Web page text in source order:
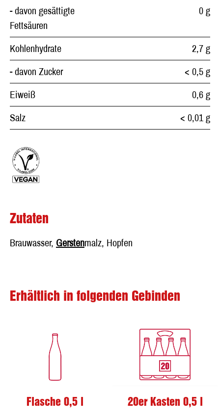
- davon gesättigte
Fettsäuren
0 g
Kohlenhydrate
2,7 g
- davon Zucker
< 0,5 g
Eiweiß
0,6 g
Salz
< 0,01 g
Zutaten
Brauwasser, Gerstenmalz, Hopfen
Erhältlich in folgenden Gebinden
Flasche 0,5 l 20er Kasten 0,5 l